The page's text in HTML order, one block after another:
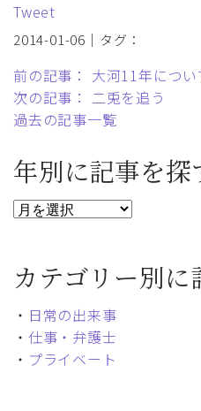
Tweet
2014-01-06｜タグ：
前の記事： 大河11年につい
次の記事： 二兎を追う
過去の記事一覧
年別に記事を探
カテゴリー別に
・ 日常の出来事
・ 仕事・弁護士
・ プライベート